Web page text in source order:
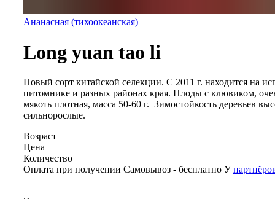
Ананасная (тихоокеанская)
Long yuan tao li
Новый сорт китайской селекции. С 2011 г. находится на
питомнике и разных районах края. Плоды с клювиком,
мякоть плотная, масса 50-60 г. Зимостойкость деревьев
сильнорослые.
Возраст
Цена
Количество
Оплата при получении Самовывоз - бесплатно У